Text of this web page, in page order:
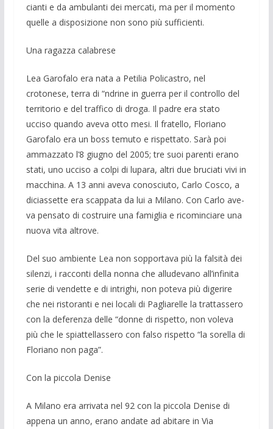
cianti e da ambulanti dei mercati, ma per il momento
quelle a disposizione non sono più sufficienti.
Una ragazza calabrese
Lea Garofalo era nata a Petilia Polica­stro, nel
crotonese, terra di “ndrine in guerra per il controllo del
territorio e del traffico di droga. Il padre era stato
ucciso quando aveva otto mesi. Il fratello, Flo­riano
Garofalo era un boss temuto e ri­spettato. Sarà poi
ammazzato l’8 giugno del 2005; tre suoi parenti erano
stati, uno ucciso a colpi di lupara, altri due bruciati vivi in
macchina. A 13 anni aveva cono­sciuto, Carlo Cosco, a
diciassette era scappata da lui a Milano. Con Carlo ave­
va pensato di costruire una famiglia e ri­cominciare una
nuova vita altrove.
Del suo ambiente Lea non sopportava più la falsità dei
silenzi, i racconti della nonna che alludevano all’infinita
serie di vendette e di intrighi, non poteva più di­gerire
che nei ristoranti e nei locali di Pa­gliarelle la trattassero
con la deferenza delle “donne di rispetto, non voleva
più che le spiattellassero con falso rispetto “la sorella di
Floriano non paga”.
Con la piccola Denise
A Milano era arrivata nel 92 con la pic­cola Denise di
appena un anno, erano an­date ad abitare in Via